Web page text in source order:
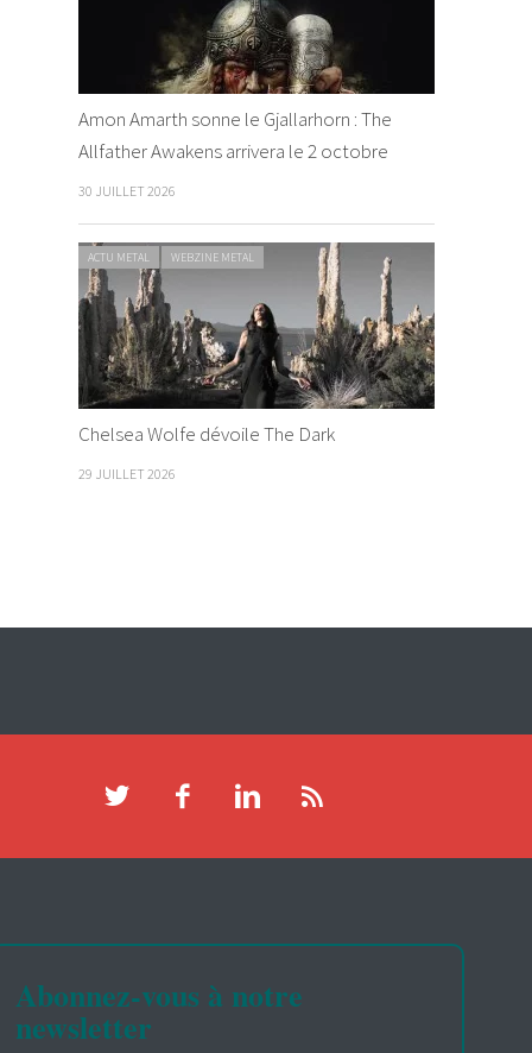
Amon Amarth sonne le Gjallarhorn : The
Allfather Awakens arrivera le 2 octobre
30 JUILLET 2026
ACTU METAL WEBZINE METAL
Chelsea Wolfe dévoile The Dark
29 JUILLET 2026
Abonnez-vous à notre
newsletter